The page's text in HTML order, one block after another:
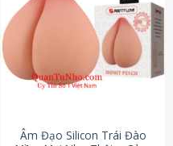
Âm Đạo Silicon Trái Đào